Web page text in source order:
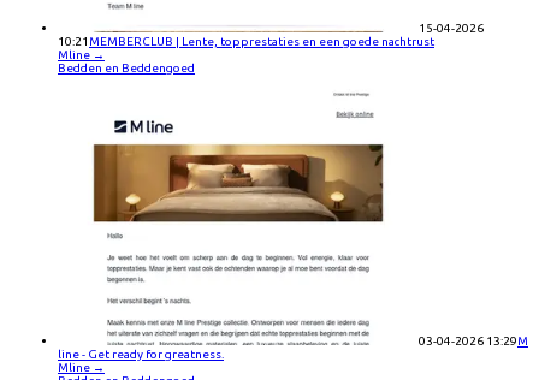
15-04-2026
10:21 MEMBERCLUB | Lente, topprestaties en een goede nachtrust
Mline →
Bedden en Beddengoed
03-04-2026 13:29M
line - Get ready for greatness.
Mline →